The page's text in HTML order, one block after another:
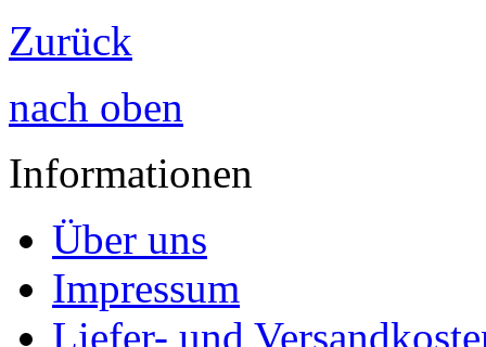
Zurück
nach oben
Informationen
Über uns
Impressum
Liefer- und